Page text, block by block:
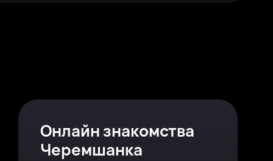
Онлайн знакомства
Черемшанка